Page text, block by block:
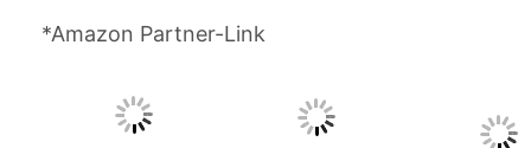
*Amazon Partner-Link